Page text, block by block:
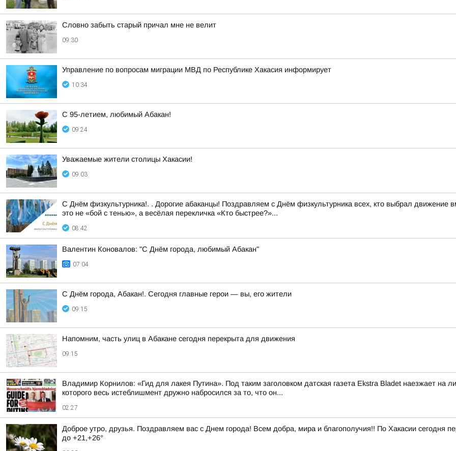
Словно забыть старый причал мне не велит
09:30
Управление по вопросам миграции МВД по Республике Хакасия информирует
10:34
С 95-летием, любимый Абакан!
09:24
Уважаемые жители столицы Хакасии!
09:03
С Днём физкультурника!. . Дорогие абаканцы! Поздравляем с Днём физкультурника всех, кто выбрал движение
это не «бой с тенью», а весёлая перекличка «Кто быстрее?»...
08:42
Валентин Коновалов: "С Днём города, любимый Абакан"
07:04
С Днём города, Абакан!. Сегодня главные герои — вы, его жители
09:15
Напомним, часть улиц в Абакане сегодня перекрыта для движения
09:15
Владимир Корнилов: «Гид для лакея Путина». Под таким заголовком датская газета Ekstra Bladet наезжает на
которого весь истеблишмент дружно набросился за то, что он...
02:27
Доброе утро, друзья. Поздравляем вас с Днем города! Всем добра, мира и благополучия!! По Хакасии сегодня
до +21,+26°